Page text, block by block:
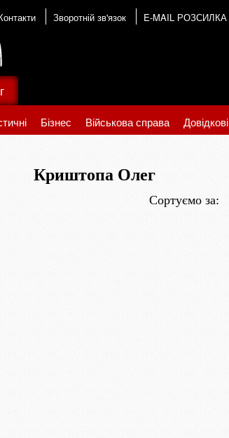
Зворотній зв'язок E-MAIL РОЗСИЛКА
Бізнес Військова справа Довідкові
Криштопа Олег
Сортуємо за: